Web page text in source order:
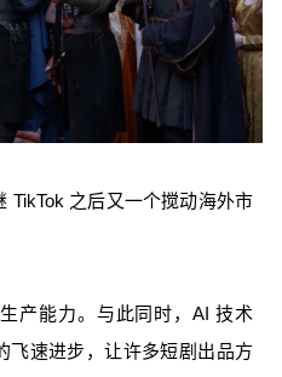
TikTok 之后又一个搅动海外市
产能力。与此同时，AI 技术
飞速进步，让许多短剧出品方